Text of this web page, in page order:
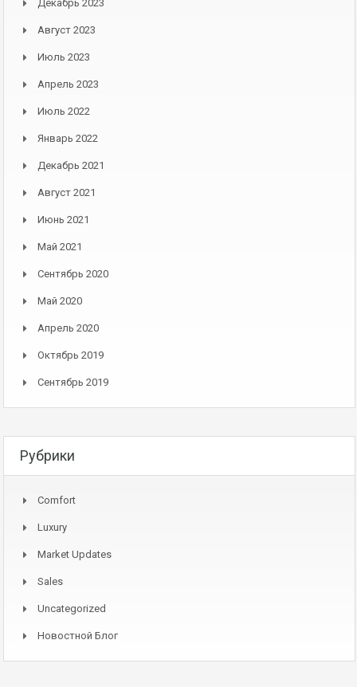
Декабрь 2023
Август 2023
Июль 2023
Апрель 2023
Июль 2022
Январь 2022
Декабрь 2021
Август 2021
Июнь 2021
Май 2021
Сентябрь 2020
Май 2020
Апрель 2020
Октябрь 2019
Сентябрь 2019
Рубрики
Comfort
Luxury
Market Updates
Sales
Uncategorized
Новостной Блог